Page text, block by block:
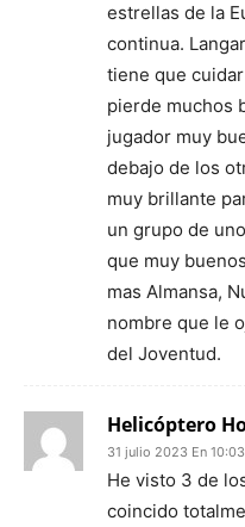
estrellas de la
continua.
tiene que
pierde muchos
jugador muy
debajo de los
muy brillante
un grupo de
que muy
mas Almansa,
nombre que le
del Joventud.
Helicóptero
31 julio 2023 En 10:03
He visto 3 de
coincido